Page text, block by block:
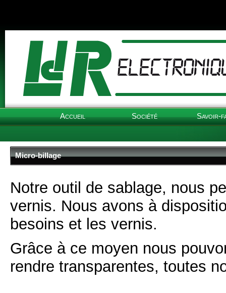
Accueil Société Savoir-
Micro-billage
Notre outil de sablage, nous
vernis. Nous avons à
besoins et les vernis.
Grâce à ce moyen nous
rendre transparentes, toutes